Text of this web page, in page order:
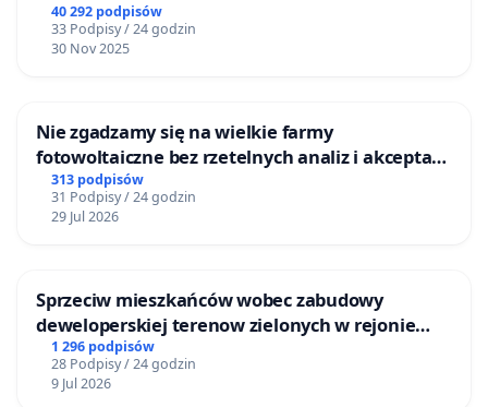
40 292 podpisów
33 Podpisy / 24 godzin
30 Nov 2025
Nie zgadzamy się na wielkie farmy
fotowoltaiczne bez rzetelnych analiz i akceptacji
mieszkańców
313 podpisów
31 Podpisy / 24 godzin
29 Jul 2026
Sprzeciw mieszkańców wobec zabudowy
deweloperskiej terenow zielonych w rejonie
Bulwarów Straceńskich w Bielsku-Białej
1 296 podpisów
28 Podpisy / 24 godzin
9 Jul 2026